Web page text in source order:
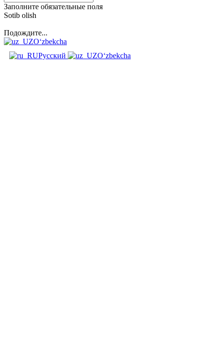
Заполните обязательные поля
Sotib olish
Подождите...
O‘zbekcha
Русский
O‘zbekcha